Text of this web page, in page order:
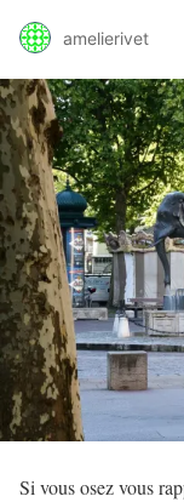
amelierivet
Si vous osez vous